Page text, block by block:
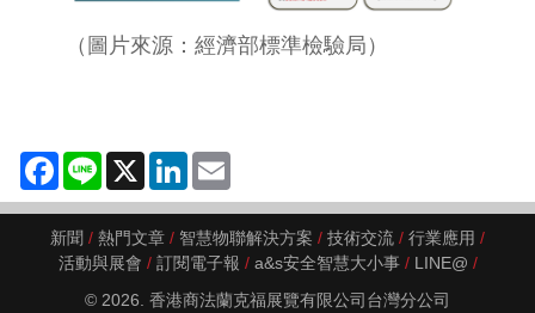
（圖片來源：經濟部標準檢驗局）
Facebook
Line X LinkedIn
新聞 熱門文章 智慧物聯解決方案 技術交流
行業應用
活動與展會
訂閱電子報 a&s安全智慧大小事
LINE@
© 2026. 香港商法蘭克福展覽有限公司台灣分公司